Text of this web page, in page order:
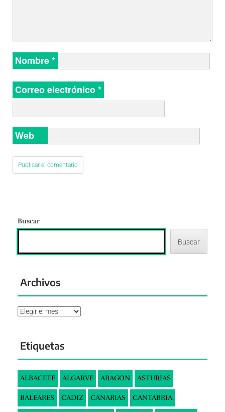
Nombre*
Correo electrónico*
Web
Buscar
Buscar
Archivos
Archivos
Etiquetas
ALBACETE ALGARVE ARAGON ASTURIAS
BALEARES CADIZ CANARIAS CANTABRIA